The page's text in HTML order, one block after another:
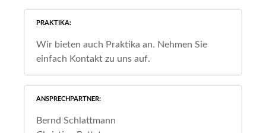
PRAKTIKA
Wir bieten auch Praktika an. Nehmen Sie
einfach Kontakt zu uns auf.
ANSPRECHPARTNER
Bernd Schlattmann